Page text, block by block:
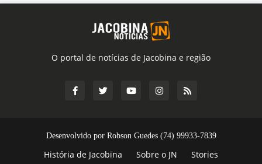
O portal de notícias de Jacobina e região
Desenvolvido por Robson Guedes (74) 99933-7839
História de Jacobina Sobre o JN Stories